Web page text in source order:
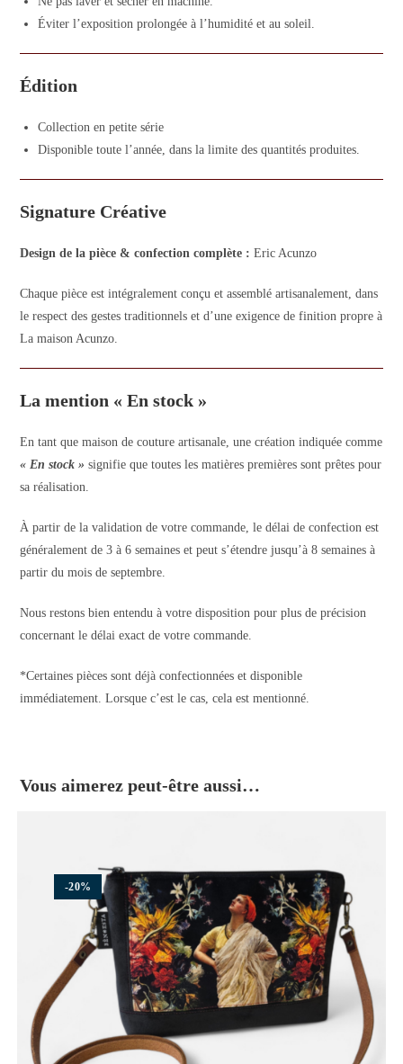
Éviter l’exposition prolongée à l’humidité et au soleil.
Édition
Collection en petite série
Disponible toute l’année, dans la limite des quantités produites.
Signature Créative
Design de la pièce & confection complète : Eric Acunzo
Chaque pièce est intégralement conçu et assemblé artisanalement, dans
le respect des gestes traditionnels et d’une exigence de finition propre à
La maison Acunzo.
La mention « En stock »
En tant que maison de couture artisanale, une création indiquée comme
« En stock » signifie que toutes les matières premières sont prêtes pour
sa réalisation.
À partir de la validation de votre commande, le délai de confection est
généralement de 3 à 6 semaines et peut s’étendre jusqu’à 8 semaines à
partir du mois de septembre.
Nous restons bien entendu à votre disposition pour plus de précision
concernant le délai exact de votre commande.
*Certaines pièces sont déjà confectionnées et disponible
immédiatement. Lorsque c’est le cas, cela est mentionné.
Vous aimerez peut-être aussi…
-20%